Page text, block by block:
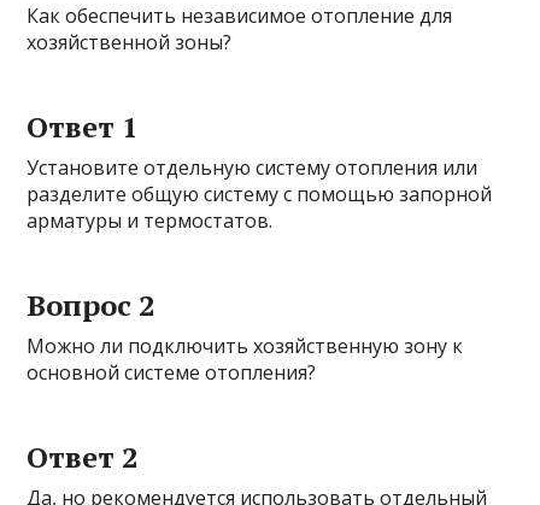
Как обеспечить независимое отопление для
хозяйственной зоны?
Ответ 1
Установите отдельную систему отопления или
разделите общую систему с помощью запорной
арматуры и термостатов.
Вопрос 2
Можно ли подключить хозяйственную зону к
основной системе отопления?
Ответ 2
Да, но рекомендуется использовать отдельный